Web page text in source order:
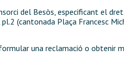
del Besòs, especificant el
(cantonada Plaça Francesc
una reclamació o obtenir